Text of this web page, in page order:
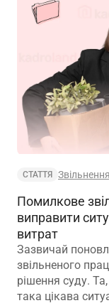
СТАТТЯ Звільнення
Помилкове
виправити
витрат
Зазвичай
звільненого
рішення суду.
така цікава